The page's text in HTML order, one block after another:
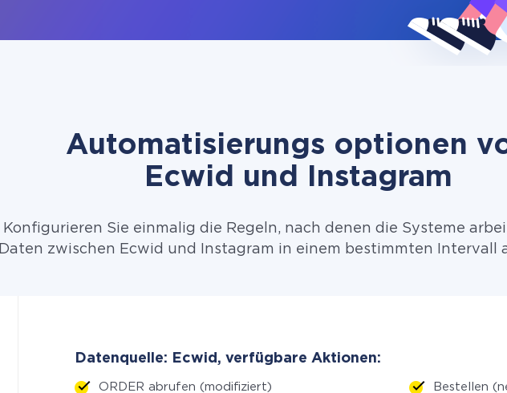
Automatisierungs optionen
Ecwid und Instagram
Konfigurieren Sie einmalig die Regeln, nach denen die Systeme
Daten zwischen Ecwid und Instagram in einem bestimmten Intervall
Datenquelle: Ecwid, verfügbare Aktionen:
ORDER abrufen (modifiziert) Bestellen